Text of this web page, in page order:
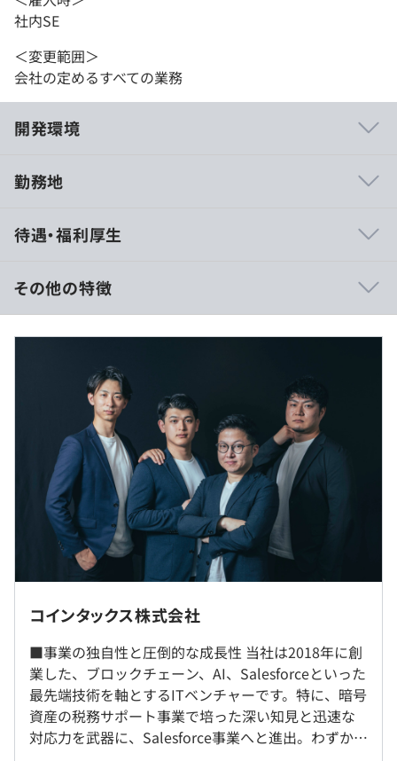
社内SE
＜変更範囲＞
会社の定めるすべての業務
開発環境
入社後、安心してプロジェクトにジョインできるよう、レ
まずは座学研修で基礎知識をしっかりと学び、次に
Salesforce構築トレーニングで実践的なスキルを習得しま
す。その後は実践トレーニングで少しずつ業務に慣れてい
ただき、無理なく成長できる環境です。
独り立ち後も、困ったことがあればいつでも先輩に相談で
きる体制が整っているので、安心して業務に取り組むこと
ができます。
入社時にMacBookを貸与します。
Docker
勤務地
フル出社での勤務となります。
＜雇入時＞
大阪本社
＜変更範囲＞
会社の定める場所
待遇・福利厚生
■月給制
お持ちのご経験やスキル・前職の年収を踏まえ、ご相談の
うえ決定させていただきます。
【モデル年収】
・年収1000万円/PM/28歳（月給75万円+賞与年3回）
・年収700万円/PL/27歳（月給40万円+賞与年3回）
・年収800万円/SE兼PL/32歳（月給48万円+賞与年3回）
・年収480万円/SE/29歳（月給30万円+賞与年3回）
標準的な勤務例｜9:00〜18:00
◎フレックスタイム制（コアタイムなし）
※8:00～22:00の間で自由に勤務時間を設定可能！
休憩時間：60分
その他の特徴
コインタックス株式会社
■事業の独自性と圧倒的な成長性 当社は2018年に創
業した、ブロックチェーン、AI、Salesforceといった
最先端技術を軸とするITベンチャーです。特に、暗号
資産の税務サポート事業で培った深い知見と迅速な
対応力を武器に、Salesforce事業へと進出。わずか1